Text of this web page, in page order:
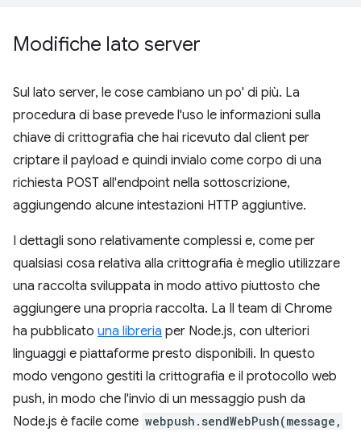
Modifiche lato server
Sul lato server, le cose cambiano un po' di più. La
procedura di base prevede l'uso le informazioni sulla
chiave di crittografia che hai ricevuto dal client per
criptare il payload e quindi invialo come corpo di una
richiesta POST all'endpoint nella sottoscrizione,
aggiungendo alcune intestazioni HTTP aggiuntive.
I dettagli sono relativamente complessi e, come per
qualsiasi cosa relativa alla crittografia è meglio utilizzare
una raccolta sviluppata in modo attivo piuttosto che
aggiungere una propria raccolta. La Il team di Chrome
ha pubblicato una libreria per Node.js, con ulteriori
linguaggi e piattaforme presto disponibili. In questo
modo vengono gestiti la crittografia e il protocollo web
push, in modo che l'invio di un messaggio push da
Node.js è facile come webpush.sendWebPush(message,